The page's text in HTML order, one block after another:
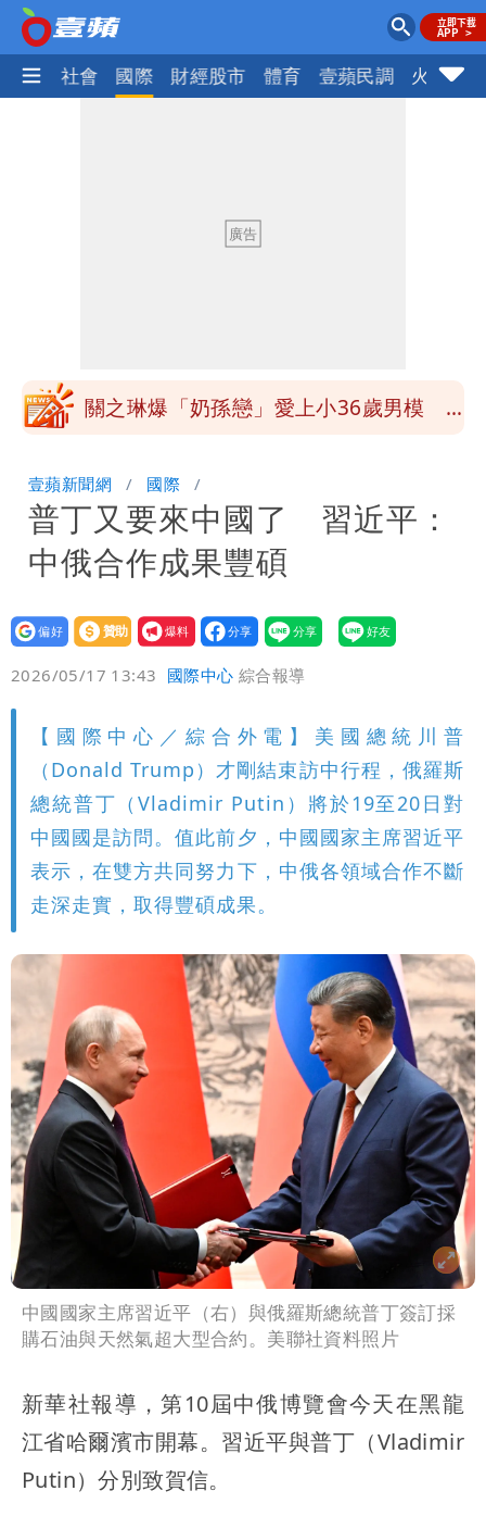
政治 社會 國際 財經股市 體育 壹蘋民調 火線話
勝：時間久看出睿智
泰國校園爆槍響！2師中彈亡20人傷 槍
高是這縣市
關之琳爆「奶孫戀」愛上小36歲男模
最快今晚移送北檢複訊
買疫苗被詐10億！她籲慈濟公開說明
捐款人有權知真相
蔡英文變「台東蔡主委」嚇壞一堆人！他
驚：戰局變五五波
白海豚颱風攪局父親節！明雨量「紅到發
紫」
女律師詐慈濟10億 坐擁232公斤黃金仍
接案！同業酸：我輩楷模
明金成離世留下雙胞胎 4歲兒與老師一
段對話催淚
演習登場！搭雙鐵、航班3大注意事項快
看
慈濟遭詐10.6億！網紅揪聲明「疑點重
重」 1細節避而不談
蔣萬安民調只贏5％「現任優勢去哪？」
媒體人嘆：真的該緊張了
97萬網紅「肥大叔」驚傳猝逝！最後身
影曝 網驚覺不對
慈濟被騙10億！陳時中一語成讖 王必
勝：時間久看出睿智
泰國校園爆槍響！2師中彈亡20人傷 槍
手疑學生
壹蘋新聞網 國際
普丁又要來中國了 習近平：
中俄合作成果豐碩
設為
贊助
我要
爆料
2026/05/17 13:43 國際中心 綜合報導
【國際中心／綜合外電】美國總統川普
（Donald Trump）才剛結束訪中行程，俄羅斯
總統普丁（Vladimir Putin）將於19至20日對
中國國是訪問。值此前夕，中國國家主席習近平
表示，在雙方共同努力下，中俄各領域合作不斷
走深走實，取得豐碩成果。
中國國家主席習近平（右）與俄羅斯總統普丁簽訂採
購石油與天然氣超大型合約。美聯社資料照片
新華社報導，第10屆中俄博覽會今天在黑龍
江省哈爾濱市開幕。習近平與普丁（Vladimir
Putin）分別致賀信。